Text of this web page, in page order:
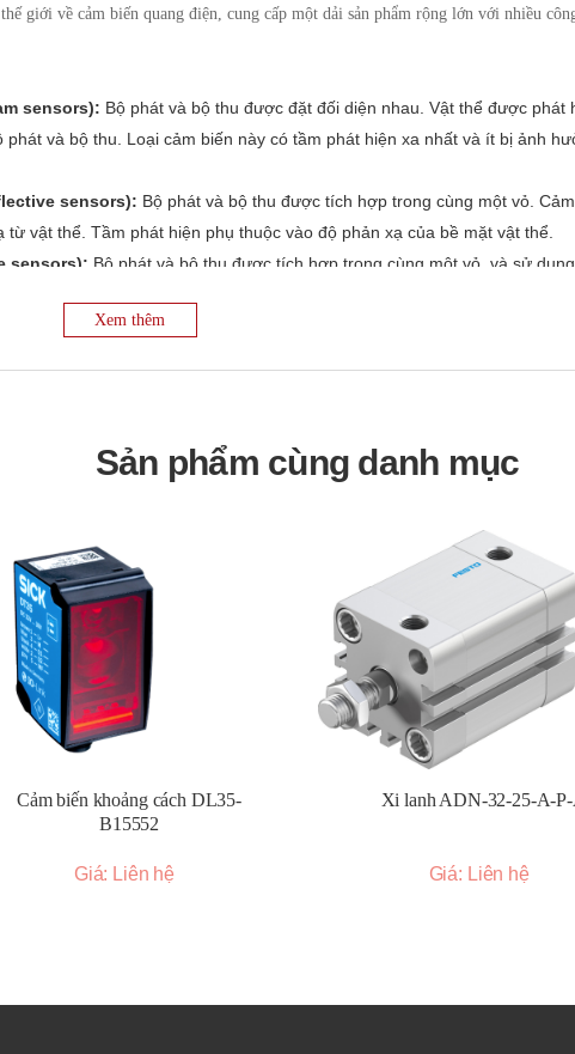
giới về cảm biến quang điện, cung cấp một dải sản phẩm rộng lớn với nhiều
sensors): Bộ phát và bộ thu được đặt đối diện nhau. Vật thể được phát
và bộ thu. Loại cảm biến này có tầm phát hiện xa nhất và ít bị ảnh
sensors): Bộ phát và bộ thu được tích hợp trong cùng một vỏ.
vật thể. Tầm phát hiện phụ thuộc vào độ phản xạ của bề mặt vật thể.
sensors): Bộ phát và bộ thu được tích hợp trong cùng một vỏ, và sử
hơn cảm biến phản xạ khuếch tán và ít bị ảnh hưởng bởi màu sắc của vật
Phát hiện sự khác biệt về độ sáng hoặc màu sắc giữa vật thể và nền.
Phát hiện ánh sáng huỳnh quang phát ra từ một số vật liệu khi được
Sử dụng sợi quang để dẫn ánh sáng đến và đi từ khu vực cảm biến, phù
nghiệt.
Tạo ra một hàng rào ánh sáng để phát hiện vật thể khi chúng đi qua vùng
linh hoạt, cho phép phát hiện trong không gian hẹp.
thước nhỏ, hiệu suất cao, dễ dàng tích hợp.
phát hiện lớn, phù hợp cho các ứng dụng cần khoảng cách xa.
khoảng cách):Đo khoảng cách chính xác với nhiều tùy chọn giao tiếp.
Xem thêm
Sản phẩm cùng danh mục
Cảm biến khoảng cách DL35-
B15552
Giá: Liên hệ
Xi lanh ADN-32-25-A-
Giá: Liên hệ